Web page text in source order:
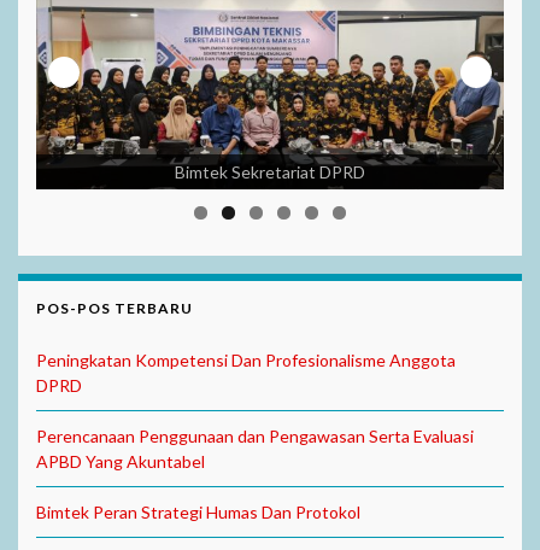
Bimtek Sekretariat DPRD
POS-POS TERBARU
Peningkatan Kompetensi Dan Profesionalisme Anggota
DPRD
Perencanaan Penggunaan dan Pengawasan Serta Evaluasi
APBD Yang Akuntabel
Bimtek Peran Strategi Humas Dan Protokol